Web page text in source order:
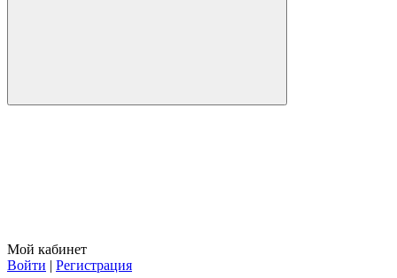
Мой кабинет
Войти | Регистрация